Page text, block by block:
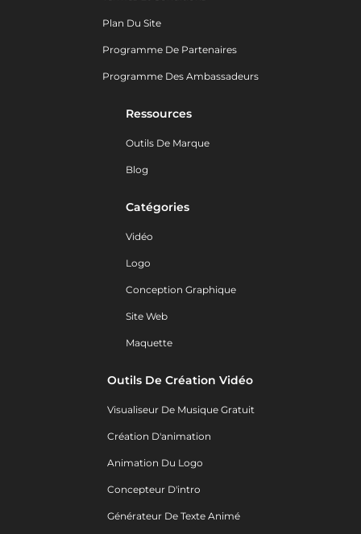
Plan Du Site
Programme De Partenaires
Programme Des Ambassadeurs
Ressources
Outils De Marque
Blog
Catégories
Vidéo
Logo
Conception Graphique
Site Web
Maquette
Outils De Création Vidéo
Visualiseur De Musique Gratuit
Création D'animation
Animation Du Logo
Concepteur D'intro
Générateur De Texte Animé